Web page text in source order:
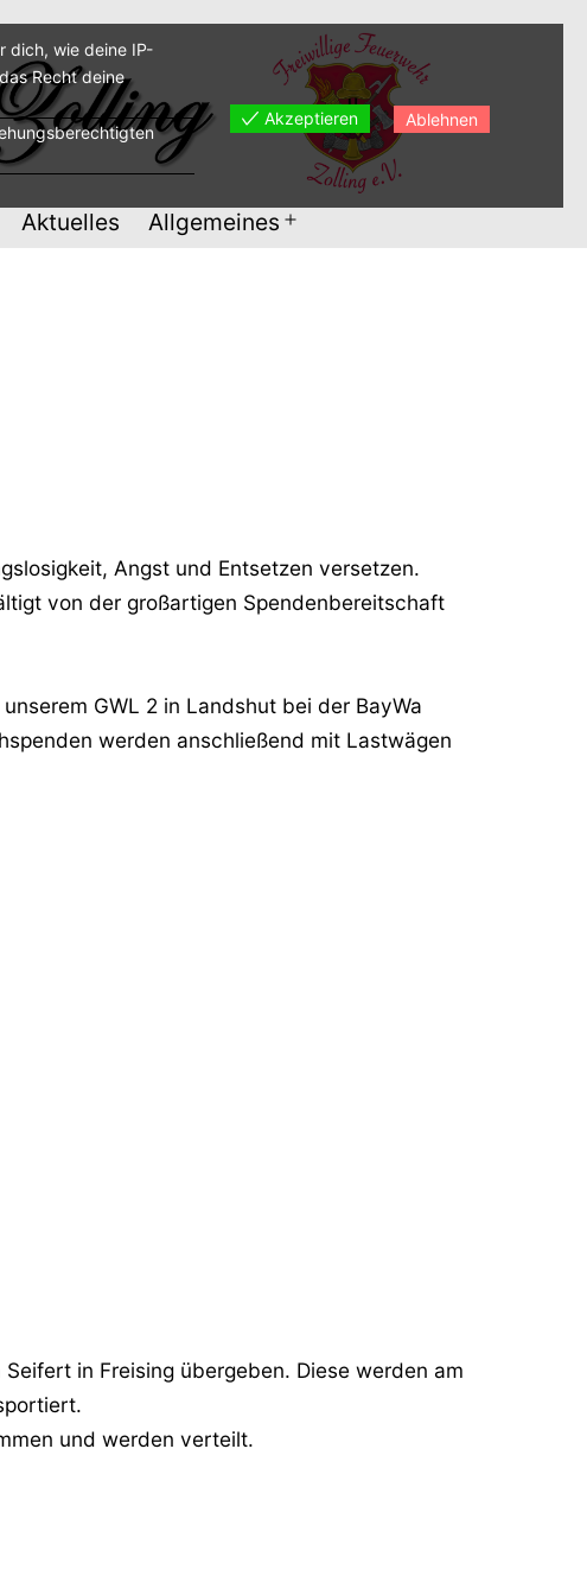
Aktuelles Allgemeines Menü
Angst und Entsetzen versetzen.
von der großartigen Spendenbereitschaft
GWL 2 in Landshut bei der BayWa
werden anschließend mit Lastwägen
in Freising übergeben. Diese werden am
und werden verteilt.
dich, wie deine IP-
Recht deine
Akzeptieren Ablehnen